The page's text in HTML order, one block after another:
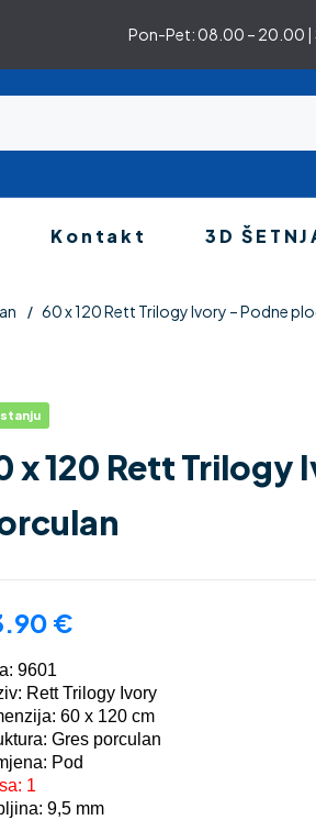
Pon-Pet: 08.00 – 20.00 |
Kontakt 3D
60 x 120 Rett Trilogy Ivory – Podne
stanju
x 120 Rett Trilogy
€
9601
Rett Trilogy Ivory
60 x 120 cm
Gres porculan
Pod
1
9,5 mm